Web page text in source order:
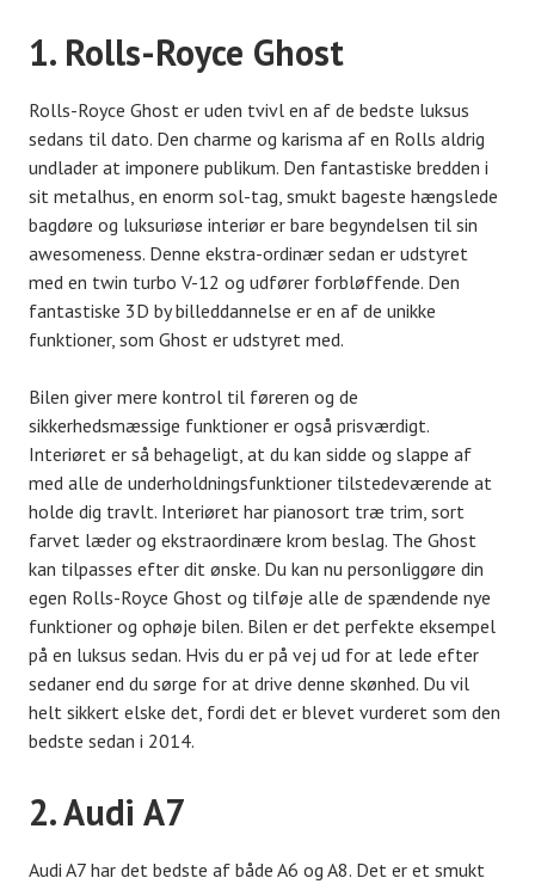
1. Rolls-Royce Ghost
Rolls-Royce Ghost er uden tvivl en af ​​de bedste luksus
sedans til dato. Den charme og karisma af en Rolls aldrig
undlader at imponere publikum. Den fantastiske bredden i
sit metalhus, en enorm sol-tag, smukt bageste hængslede
bagdøre og luksuriøse interiør er bare begyndelsen til sin
awesomeness. Denne ekstra-ordinær sedan er udstyret
med en twin turbo V-12 og udfører forbløffende. Den
fantastiske 3D by billeddannelse er en af ​​de unikke
funktioner, som Ghost er udstyret med.
Bilen giver mere kontrol til føreren og de
sikkerhedsmæssige funktioner er også prisværdigt.
Interiøret er så behageligt, at du kan sidde og slappe af
med alle de underholdningsfunktioner tilstedeværende at
holde dig travlt. Interiøret har pianosort træ trim, sort
farvet læder og ekstraordinære krom beslag. The Ghost
kan tilpasses efter dit ønske. Du kan nu personliggøre din
egen Rolls-Royce Ghost og tilføje alle de spændende nye
funktioner og ophøje bilen. Bilen er det perfekte eksempel
på en luksus sedan. Hvis du er på vej ud for at lede efter
sedaner end du sørge for at drive denne skønhed. Du vil
helt sikkert elske det, fordi det er blevet vurderet som den
bedste sedan i 2014.
2. Audi A7
Audi A7 har det bedste af både A6 og A8. Det er et smukt